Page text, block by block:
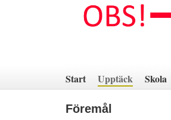
innehåll
Start Upptäck Skola
Föremål